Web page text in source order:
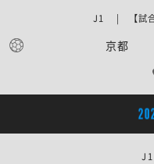
京都
J1 | 【試合